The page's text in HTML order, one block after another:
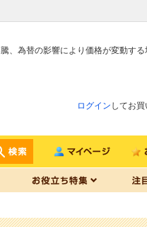
、為替の影響により価格が変動す
ログイン してお